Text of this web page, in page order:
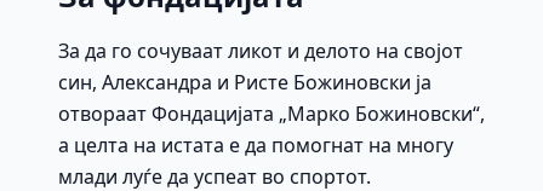
За да го сочуваат ликот и делото на својот
син, Александра и Ристе Божиновски ја
отвораат Фондацијата „Марко Божиновски“,
а целта на истата е да помогнат на многу
млади луѓе да успеат во спортот.